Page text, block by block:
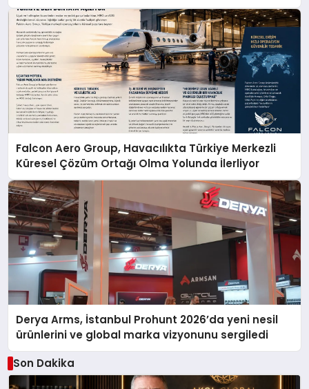
Falcon Aero Group, Havacılıkta Türkiye Merkezli
Küresel Çözüm Ortağı Olma Yolunda İlerliyor
Derya Arms, İstanbul Prohunt 2026’da yeni nesil
ürünlerini ve global marka vizyonunu sergiledi
Son Dakika